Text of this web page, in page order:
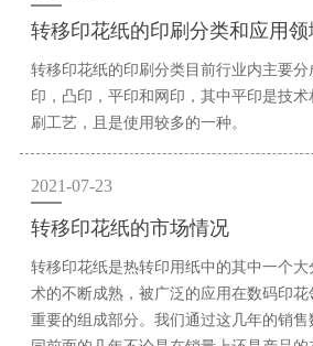
转移印花纸的印刷分类和应用领
转移印花纸的印刷分类目前行业内主要
印，凸印，平印和网印，其中平印是技
刷工艺，且是使用较多的一种。
2021-07-23
转移印花纸的市场情况
转移印花纸是热转印用纸中的其中一个
术的不断成熟，被广泛的应用在数码印
重要的组成部分。我们通过这几年的销